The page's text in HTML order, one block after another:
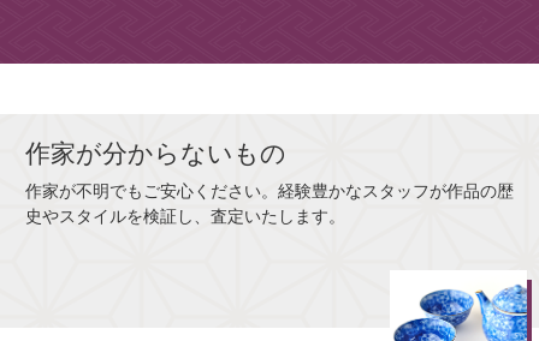
作家が分からないもの
作家が不明でもご安心ください。経験豊かなスタッフが作品の歴
史やスタイルを検証し、査定いたします。